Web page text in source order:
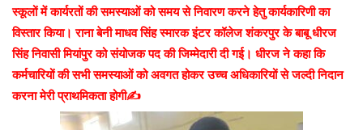
स्कूलों में कार्यरतों की समस्याओं को समय से निवारण करने हेतु कार्यकारिणी का
विस्तार किया। राना बेनी माधव सिंह स्मारक इंटर कॉलेज शंकरपुर के बाबू धीरज
सिंह निवासी मियांपुर को संयोजक पद की जिम्मेदारी दी गई। धीरज ने कहा कि
कर्मचारियों की सभी समस्याओं को अवगत होकर उच्च अधिकारियों से जल्दी निदान
करना मेरी प्राथमिकता होगी✍️